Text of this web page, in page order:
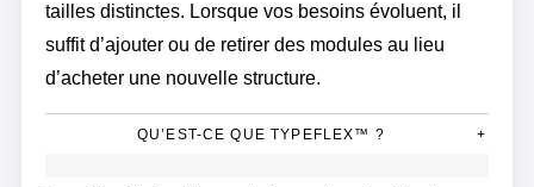
tailles distinctes. Lorsque vos besoins évoluent, il
suffit d’ajouter ou de retirer des modules au lieu
d’acheter une nouvelle structure.
QU’EST-CE QUE TYPEFLEX™ ? +